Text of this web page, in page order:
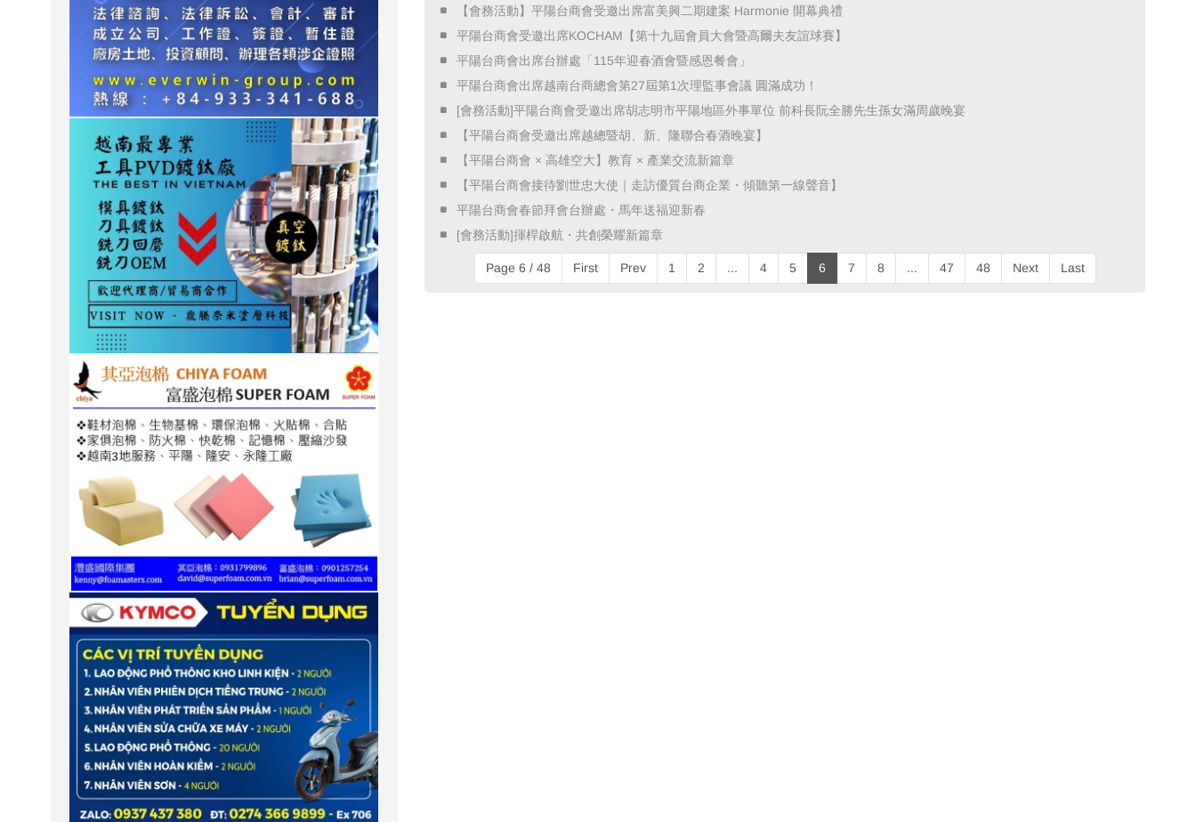
​ 【會務活動】平陽台商會受邀出席富美興二期建案 Harmonie 開幕典禮 ​
​ 平陽台商會受邀出席KOCHAM【第十九屆會員大會暨高爾夫友誼球賽】 ​
​ 平陽台商會出席台辦處「115年迎春酒會暨感恩餐會」 ​
​ 平陽台商會出席越南台商總會第27屆第1次理監事會議 圓滿成功！ ​
​ [會務活動]平陽台商會受邀出席胡志明市平陽地區外事單位 前科長阮全勝先生孫女滿周歲晚宴 ​
​ 【平陽台商會受邀出席越總暨胡、新、隆聯合春酒晚宴】 ​
​ 【平陽台商會 × 高雄空大】教育 × 產業交流新篇章 ​
​ 【平陽台商會接待劉世忠大使｜走訪優質台商企業・傾聽第一線聲音】 ​
​ 平陽台商會春節拜會台辦處・馬年送福迎新春 ​
​ [會務活動]揮桿啟航・共創榮耀新篇章 ​
Page 6 / 48 First Prev 1 2 ... 4 5 6 7 8 ... 47 48 Next Last